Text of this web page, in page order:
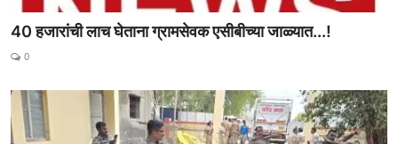
40 हजारांची लाच घेताना ग्रामसेवक एसीबीच्या जाळ्यात...!
0